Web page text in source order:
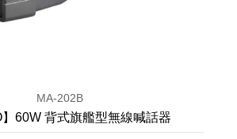
MA-202B
】60W 背式旗艦型無線喊話器